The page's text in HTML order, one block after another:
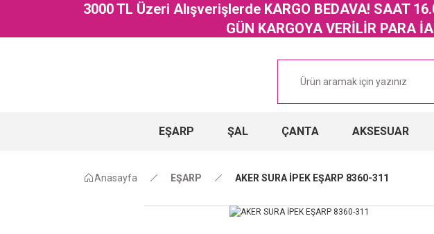
3000 TL Üzeri Alışverişlerde KARGO BEDAVA! SAAT
GÜN KARGOYA VERİLİR PARA
EŞARP ŞAL ÇANTA AKSESUAR
Anasayfa EŞARP AKER SURA İPEK EŞARP 8360-311